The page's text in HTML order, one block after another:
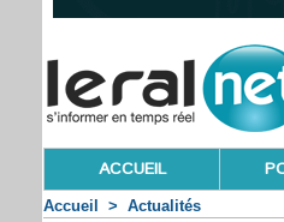
ACCUEIL
Accueil > Actualités